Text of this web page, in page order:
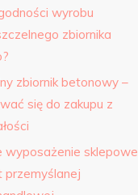
wyrobu
zbiornika
zbiornik betonowy –
się do zakupu z
wyposażenie sklepowe
przemyślanej